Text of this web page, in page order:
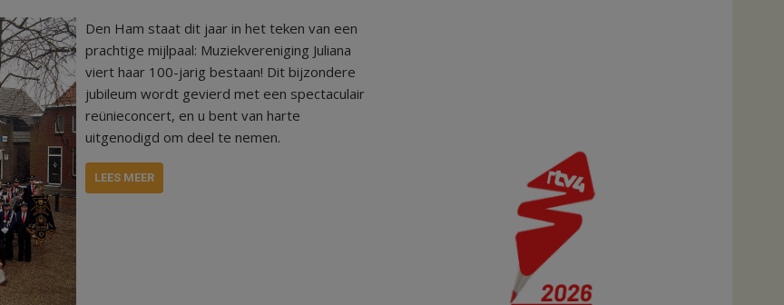
Den Ham staat dit jaar in het teken van een
prachtige mijlpaal: Muziekvereniging Juliana
viert haar 100-jarig bestaan! Dit bijzondere
jubileum wordt gevierd met een spectaculair
reünieconcert, en u bent van harte
uitgenodigd om deel te nemen.
LEES MEER